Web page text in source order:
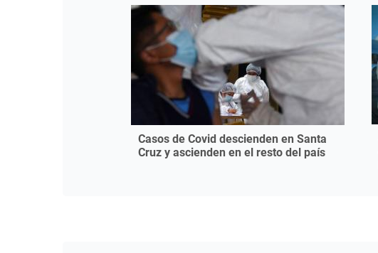
Casos de Covid descienden en Santa
Cruz y ascienden en el resto del país